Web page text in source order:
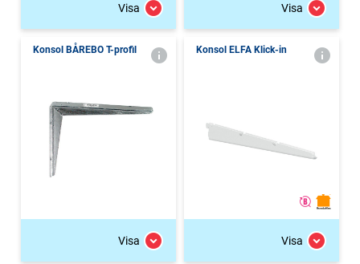
Visa Visa
Konsol BÅREBO T-profil
Visa
Konsol ELFA Klick-in
Visa